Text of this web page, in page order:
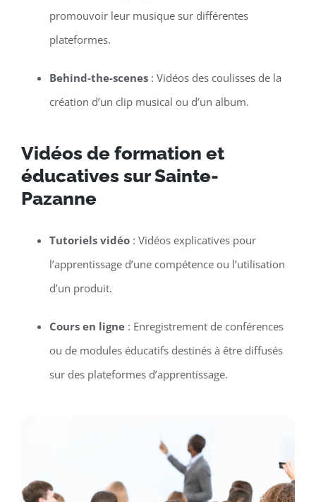
promouvoir leur musique sur différentes
plateformes.
Behind-the-scenes: Vidéos des coulisses de la
création d’un clip musical ou d’un album.
Vidéos de formation et
éducatives sur Sainte-
Pazanne
Tutoriels vidéo: Vidéos explicatives pour
l’apprentissage d’une compétence ou l’utilisation
d’un produit.
Cours en ligne: Enregistrement de conférences
ou de modules éducatifs destinés à être diffusés
sur des plateformes d’apprentissage.